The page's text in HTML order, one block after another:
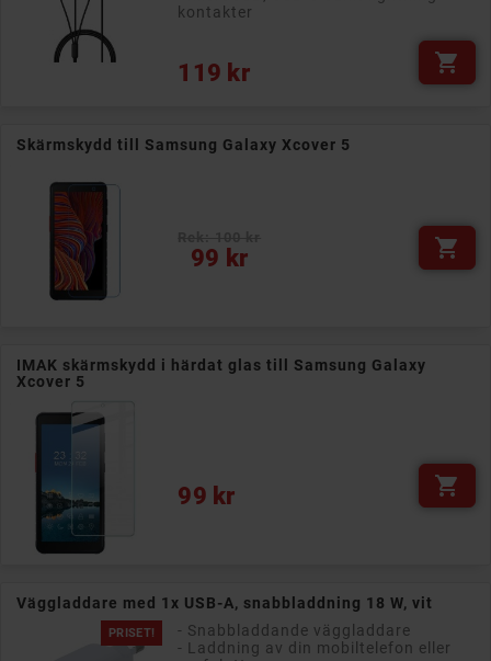
kontakter
119 kr
Pris 
Skärmskydd till Samsung Galaxy Xcover 5
99 kr
Pris 
IMAK skärmskydd i härdat glas till Samsung Galaxy
Xcover 5
99 kr
Pris 
Väggladdare med 1x USB-A, snabbladdning 18 W, vit
PRISET!
- Snabbladdande väggladdare
- Laddning av din mobiltelefon eller